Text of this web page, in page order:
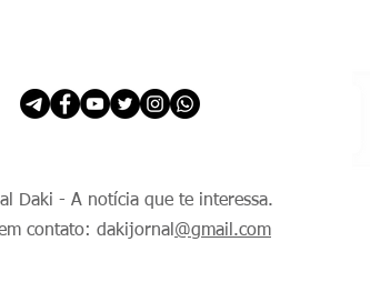
Daki - A notícia que te interessa.
contato: dakijornal @gmail.com